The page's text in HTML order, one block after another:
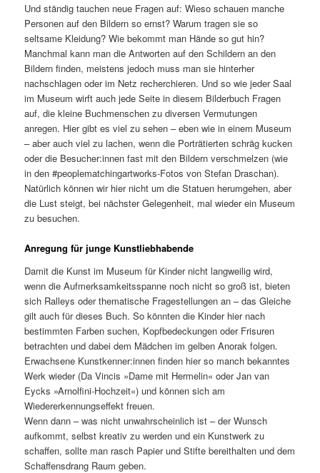
Und ständig tauchen neue Fragen auf: Wieso schauen manche
Personen auf den Bildern so ernst? Warum tragen sie so
seltsame Kleidung? Wie bekommt man Hände so gut hin?
Manchmal kann man die Antworten auf den Schildern an den
Bildern finden, meistens jedoch muss man sie hinterher
nachschlagen oder im Netz recherchieren. Und so wie jeder Saal
im Museum wirft auch jede Seite in diesem Bilderbuch Fragen
auf, die kleine Buchmenschen zu diversen Vermutungen
anregen. Hier gibt es viel zu sehen – eben wie in einem Museum
– aber auch viel zu lachen, wenn die Porträtierten schräg kucken
oder die Besucher:innen fast mit den Bildern verschmelzen (wie
in den #peoplematchingartworks-Fotos von Stefan Draschan).
Natürlich können wir hier nicht um die Statuen herumgehen, aber
die Lust steigt, bei nächster Gelegenheit, mal wieder ein Museum
zu besuchen.
Anregung für junge Kunstliebhabende
Damit die Kunst im Museum für Kinder nicht langweilig wird,
wenn die Aufmerksamkeitsspanne noch nicht so groß ist, bieten
sich Ralleys oder thematische Fragestellungen an – das Gleiche
gilt auch für dieses Buch. So könnten die Kinder hier nach
bestimmten Farben suchen, Kopfbedeckungen oder Frisuren
betrachten und dabei dem Mädchen im gelben Anorak folgen.
Erwachsene Kunstkenner:innen finden hier so manch bekanntes
Werk wieder (Da Vincis »Dame mit Hermelin« oder Jan van
Eycks »Arnolfini-Hochzeit«) und können sich am
Wiedererkennungseffekt freuen.
Wenn dann – was nicht unwahrscheinlich ist – der Wunsch
aufkommt, selbst kreativ zu werden und ein Kunstwerk zu
schaffen, sollte man rasch Papier und Stifte bereithalten und dem
Schaffensdrang Raum geben.